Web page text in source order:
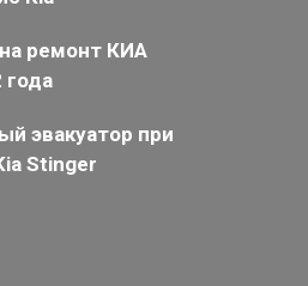
ремонт КИА
года
эвакуатор при
Stinger